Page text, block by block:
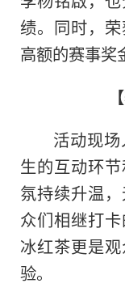
绩。同时，
高额的赛事奖
活动现
生的互动环
氛持续升温
众们相继打
冰红茶更是
验。